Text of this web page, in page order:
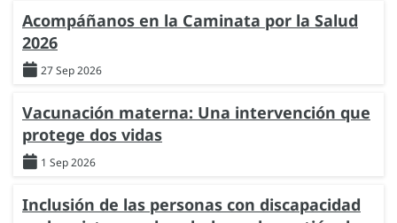
Acompáñanos en la Caminata por la Salud
2026
27 Sep 2026
Vacunación materna: Una intervención que
protege dos vidas
1 Sep 2026
Inclusión de las personas con discapacidad